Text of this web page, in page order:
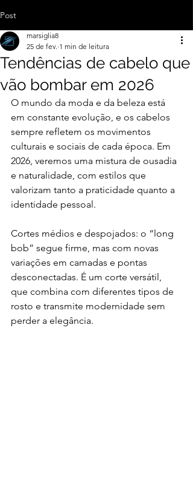
Post
Tendências de cabelo que
vão bombar em 2026
marsiglia8
25 de fev. 1 min de leitura
O mundo da moda e da beleza está
em constante evolução, e os cabelos
sempre refletem os movimentos
culturais e sociais de cada época. Em
2026, veremos uma mistura de ousadia
e naturalidade, com estilos que
valorizam tanto a praticidade quanto a
identidade pessoal.
Cortes médios e despojados: o “long
bob” segue firme, mas com novas
variações em camadas e pontas
desconectadas. É um corte versátil,
que combina com diferentes tipos de
rosto e transmite modernidade sem
perder a elegância.